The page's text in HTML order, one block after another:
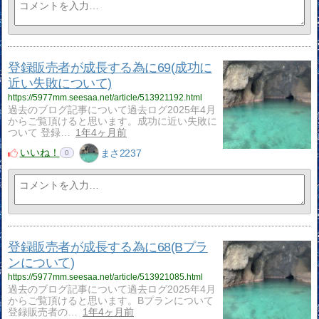
登録販売者が成長する為に69(成功に
近い失敗について)
https://5977mm.seesaa.net/article/513921192.html
過去のブログ記事について過去ログ2025年4月
からご覧頂けると思います。成功に近い失敗に
ついて 登録…
1年4ヶ月前
いいね！
0 まさ2237
登録販売者が成長する為に68(Bプラ
ンについて)
https://5977mm.seesaa.net/article/513921085.html
過去のブログ記事について過去ログ2025年4月
からご覧頂けると思います。Bプランについて
登録販売者の…
1年4ヶ月前